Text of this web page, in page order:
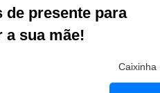
de presente para
a sua mãe!